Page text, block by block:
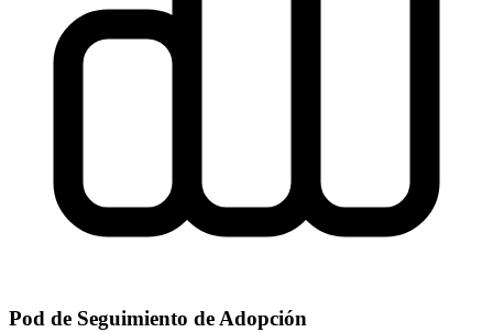
Pod de Seguimiento de Adopción